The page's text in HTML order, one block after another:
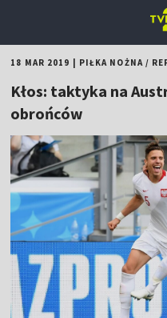
18 MAR 2019 PIŁKA NOŻNA/
Kłos: taktyka na
obrońców